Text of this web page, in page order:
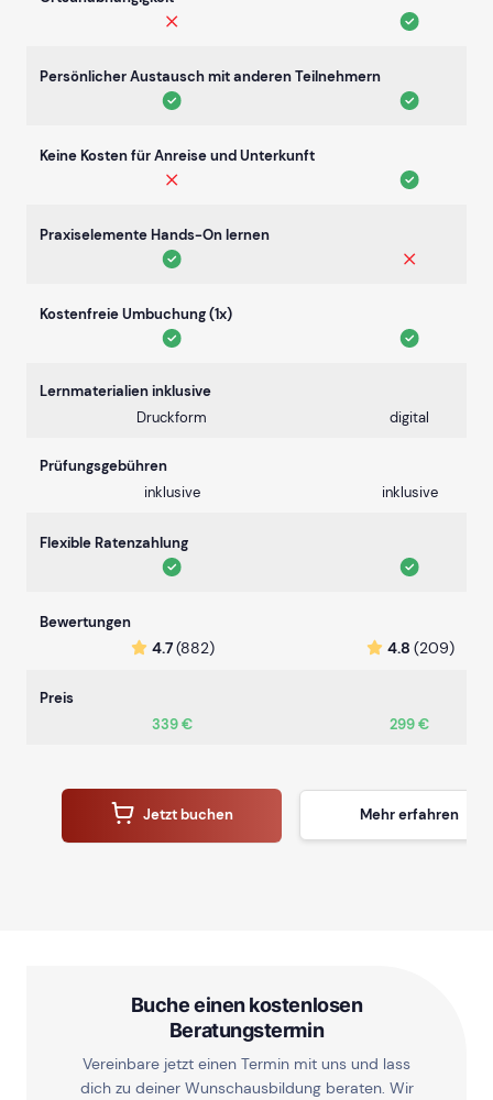
Persönlicher Austausch mit anderen Teilnehmern
Keine Kosten für Anreise und Unterkunft
Praxiselemente Hands-On lernen
Kostenfreie Umbuchung (1x)
Lernmaterialien inklusive
Druckform
digital
Prüfungsgebühren
inklusive
inklusive
Flexible Ratenzahlung
Bewertungen
4.7(882) 4.8 (209)
Preis
339 €
299 €
Jetzt buchen Mehr erfahren
Buche einen kostenlosen
Beratungstermin
Vereinbare jetzt einen Termin mit uns und lass
dich zu deiner Wunschausbildung beraten. Wir